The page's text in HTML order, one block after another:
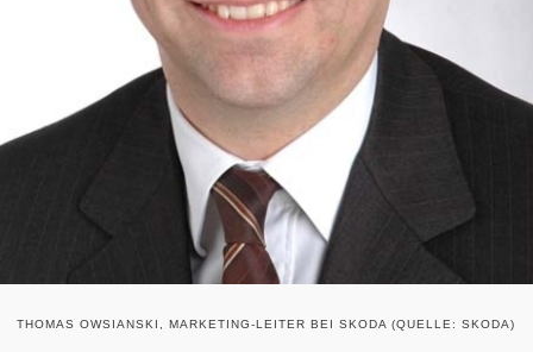
THOMAS OWSIANSKI, MARKETING-LEITER BEI SKODA (QUELLE: SKODA)